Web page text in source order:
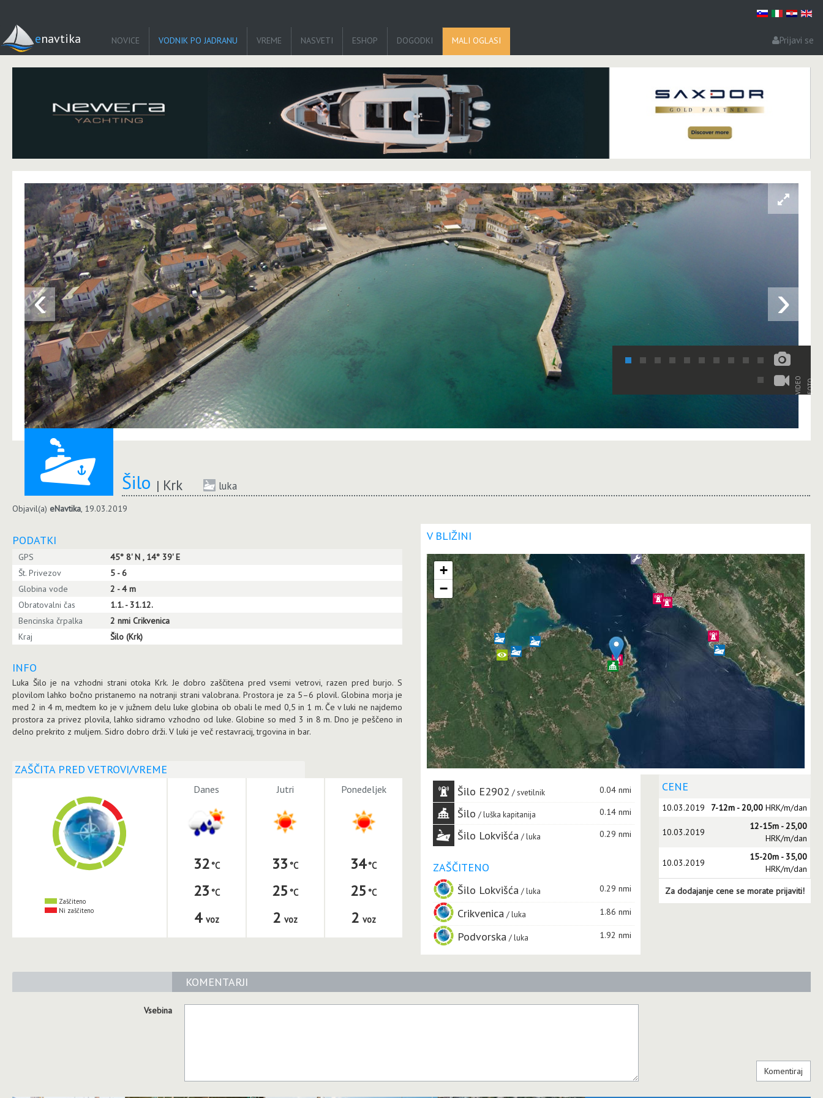
enavtika NOVICE VODNIK PO JADRANU VREME NASVETI ESHOP DOGODKI MALI OGLASI Prijavi se
‹ ›
VIDEO FOTO
Šilo Krk luka
Objavil(a) eNavtika, 19.03.2019
PODATKI
GPS
45° 8' N , 14° 39' E
Št. Privezov
5 - 6
Globina vode
2 - 4 m
Obratovalni čas
1.1. - 31.12.
Bencinska črpalka
2 nmi Crikvenica
Kraj
Šilo (Krk)
INFO
Luka Šilo je na vzhodni strani otoka Krk. Je dobro zaščitena pred vsemi vetrovi, razen pred burjo. S
plovilom lahko bočno pristanemo na notranji strani valobrana. Prostora je za 5–6 plovil. Globina morja je
med 2 in 4 m, medtem ko je v južnem delu luke globina ob obali le med 0,5 in 1 m. Če v luki ne najdemo
prostora za privez plovila, lahko sidramo vzhodno od luke. Globine so med 3 in 8 m. Dno je peščeno in
delno prekrito z muljem. Sidro dobro drži. V luki je več restavracij, trgovina in bar.
ZAŠČITA PRED VETROVI/VREME
Zaščiteno
Ni zaščiteno
Danes
32
23
4 voz
Jutri
33
25
2 voz
Ponedeljek
34
25
2 voz
V BLIŽINI
+
−
Šilo E2902 svetilnik 0.04 nmi
Šilo luška kapitanija 0.14 nmi
Šilo Lokvišća luka 0.29 nmi
ZAŠČITENO
Šilo Lokvišća
luka 0.29 nmi
Crikvenica luka 1.86 nmi
Podvorska luka 1.92 nmi
CENE
10.03.2019 7-12m - 20,00 HRK/m/dan
10.03.2019
12-15m - 25,00
HRK/m/dan
10.03.2019
15-20m - 35,00
HRK/m/dan
Za dodajanje cene se morate prijaviti!
KOMENTARJI
Vsebina